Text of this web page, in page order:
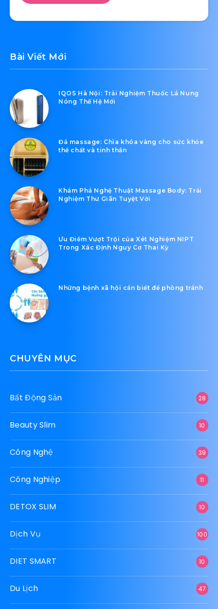
Bài Viết Mới
IQOS Hà Nội: Trải Nghiệm Thuốc Lá Nung
Nóng Thế Hệ Mới
Đá massage: Chìa khóa vàng cho sức khỏe
thể chất và tinh thần
Khám Phá Nghệ Thuật Massage Body: Trải
Nghiệm Thư Giãn Tuyệt Vời
Ưu Điểm Vượt Trội của Xét Nghiệm NIPT
Trong Xác Định Nguy Cơ Thai Kỳ
Những bệnh xã hội cần biết để phòng tránh
CHUYÊN MỤC
Bất Động Sản 28
Beauty Slim 10
Công Nghệ 39
Công Nghiệp 11
DETOX SLIM 10
Dịch Vụ 100
DIET SMART 10
Du Lịch 47